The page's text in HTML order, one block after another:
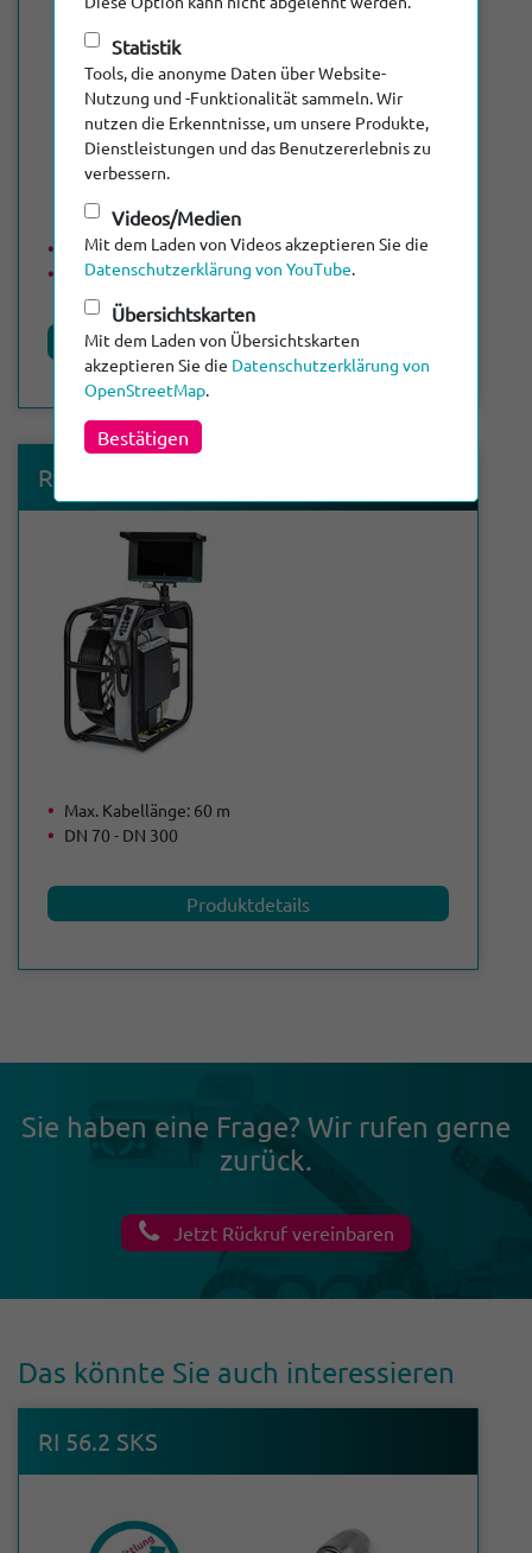
Max. Kabellänge: 50 m
DN 50 - DN 300
Produktdetails
RiCubio
Max. Kabellänge: 60 m
DN 70 - DN 300
Produktdetails
Sie haben eine Frage? Wir rufen gerne
zurück.
Jetzt Rückruf vereinbaren
Das könnte Sie auch inter­es­sieren
RI 56.2 SKS
Statistik
Tools, die anonyme Daten über Website-
Nutzung und -Funktionalität sammeln. Wir
nutzen die Erkenntnisse, um unsere Produkte,
Dienstleistungen und das Benutzererlebnis zu
verbessern.
Videos/Medien
Mit dem Laden von Videos akzeptieren Sie die
Datenschutzerklärung von YouTube.
Übersichtskarten
Mit dem Laden von Übersichtskarten
akzeptieren Sie die Datenschutzerklärung von
OpenStreetMap.
Bestätigen